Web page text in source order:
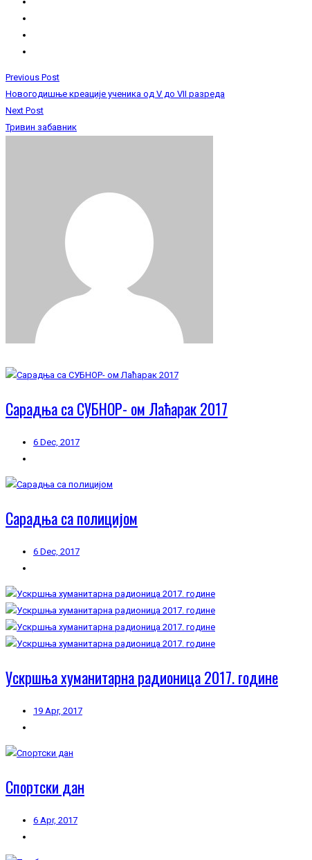
Previous Post
Новогодишње креације ученика од V до VII разреда
Next Post
Тривин забавник
Сарадња са СУБНОР- ом Лаћарак 2017
6 Dec, 2017
Сарадња са полицијом
6 Dec, 2017
Ускршња хуманитарна радионица 2017. године
19 Apr, 2017
Спортски дан
6 Apr, 2017